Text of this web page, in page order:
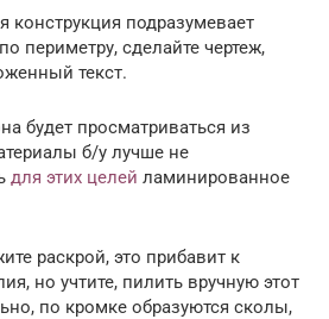
конструкция подразумевает
периметру, сделайте чертеж,
текст.
будет просматриваться из
б/у лучше не
для этих целей ламинированное
раскрой, это прибавит к
но учтите, пилить вручную этот
по кромке образуются сколы,